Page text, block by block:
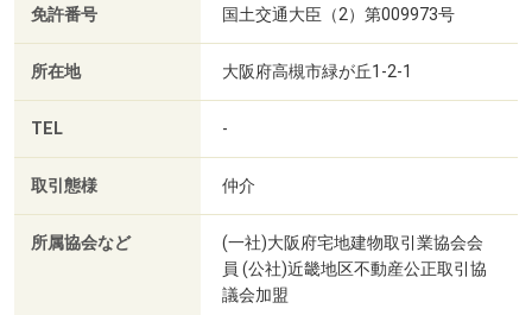
関西不動産販売株式会社 高槻北店
住所：大阪府高槻市緑が丘1丁目2番1号
【交通】
JR高槻駅よりバス6分「緑が丘」停より徒歩1分
※バス停を降りた目の前に店舗がございます。
免許番号 国土交通大臣（2）第009973号
所在地 大阪府高槻市緑が丘1-2-1
TEL -
取引態様 仲介
所属協会など
(一社)大阪府宅地建物取引業協会会
員 (公社)近畿地区不動産公正取引協
議会加盟